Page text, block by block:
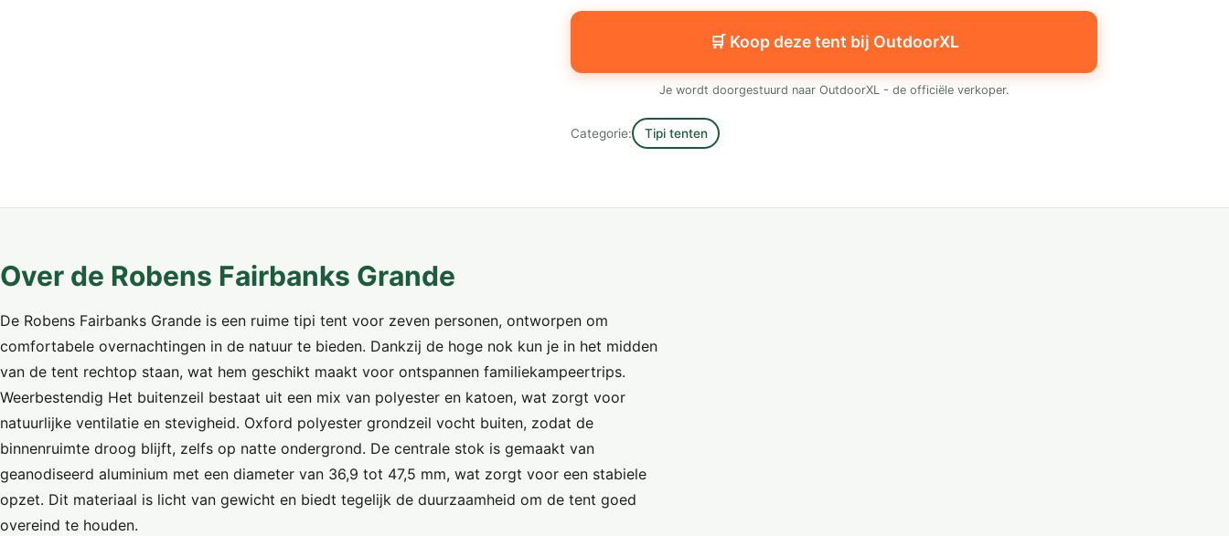
🛒 Koop deze tent bij OutdoorXL
Je wordt doorgestuurd naar OutdoorXL - de officiële verkoper.
Categorie: Tipi tenten
Over de Robens Fairbanks Grande
De Robens Fairbanks Grande is een ruime tipi tent voor zeven personen, ontworpen om
comfortabele overnachtingen in de natuur te bieden. Dankzij de hoge nok kun je in het midden
van de tent rechtop staan, wat hem geschikt maakt voor ontspannen familiekampeertrips.
Weerbestendig Het buitenzeil bestaat uit een mix van polyester en katoen, wat zorgt voor
natuurlijke ventilatie en stevigheid. Oxford polyester grondzeil vocht buiten, zodat de
binnenruimte droog blijft, zelfs op natte ondergrond. De centrale stok is gemaakt van
geanodiseerd aluminium met een diameter van 36,9 tot 47,5 mm, wat zorgt voor een stabiele
opzet. Dit materiaal is licht van gewicht en biedt tegelijk de duurzaamheid om de tent goed
overeind te houden.